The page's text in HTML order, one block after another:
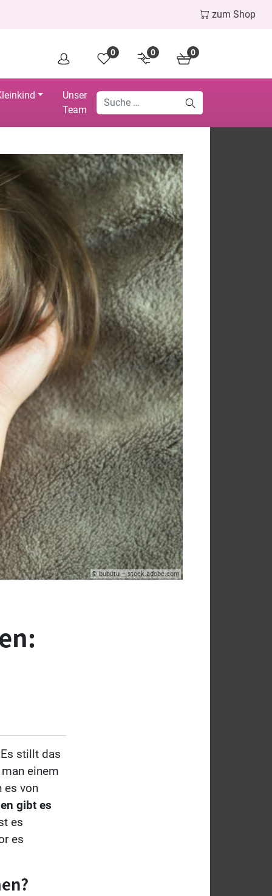
zum Shop
0
0
0
Unser
Team
© bubutu – stock.adobe.com
stillt das
einem
es von
gibt es
es
es